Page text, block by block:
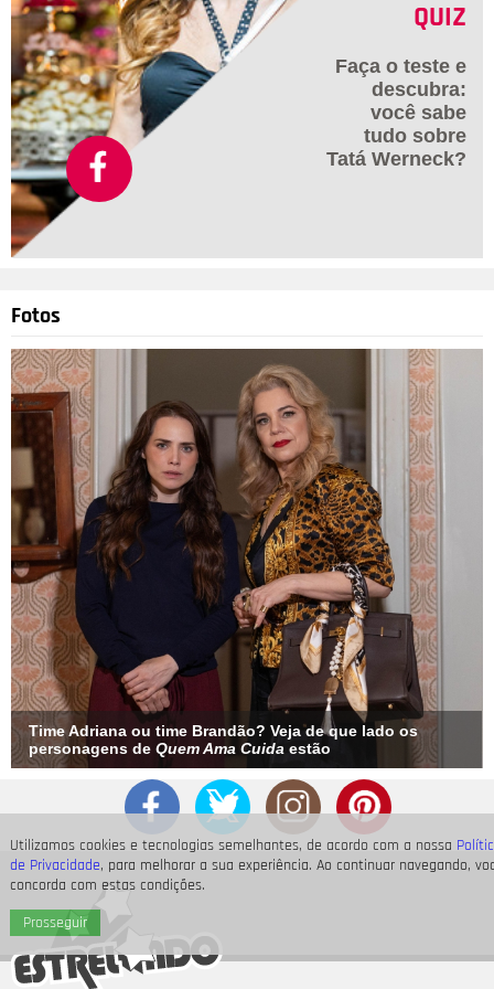
Utilizamos cookies e tecnologias semelhantes, de acordo com a nossa
de Privacidade, para melhorar a sua experiência. Ao continuar navegando,
concorda com estas condições.
Prosseguir
QUIZ
Faça o teste e
descubra:
você sabe
tudo sobre
Tatá Werneck?
Fotos
Time Adriana ou time Brandão? Veja de que lado os
personagens de Quem Ama Cuida estão